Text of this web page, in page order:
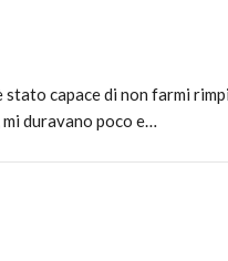
stato capace di non farmi
duravano poco e…